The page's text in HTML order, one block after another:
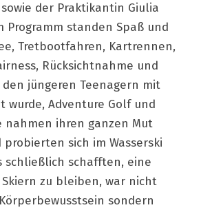
der Praktikantin Giulia
Programm standen Spaß und
Tretbootfahren, Kartrennen,
Rücksichtnahme und
jüngeren Teenagern mit
wurde, Adventure Golf und
nahmen ihren ganzen Mut
sich im Wasserski
schließlich schafften, eine
zu bleiben, war nicht
sondern